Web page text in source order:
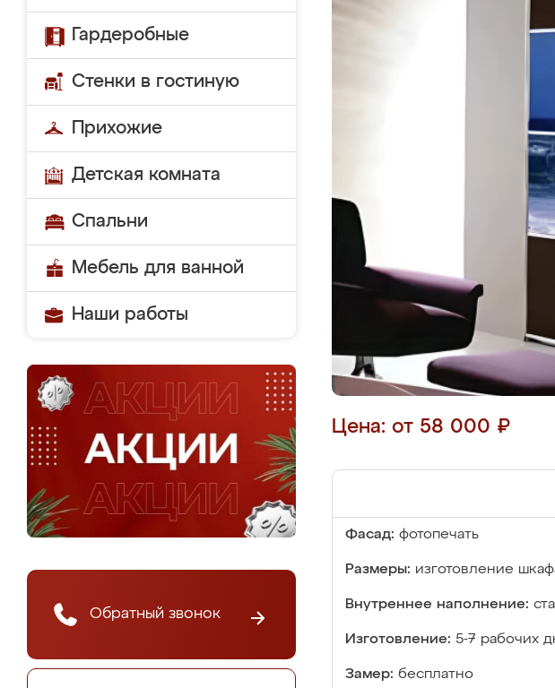
Гардеробные
Стенки в гостиную
Прихожие
Детская комната
Спальни
Мебель для ванной
Наши работы
Обратный звонок
Цена: от 58 000 ₽
Фасад: фотопечать
Размеры: изготовление
Внутреннее наполнение:
Изготовление: 5-7 рабочих
Замер: бесплатно